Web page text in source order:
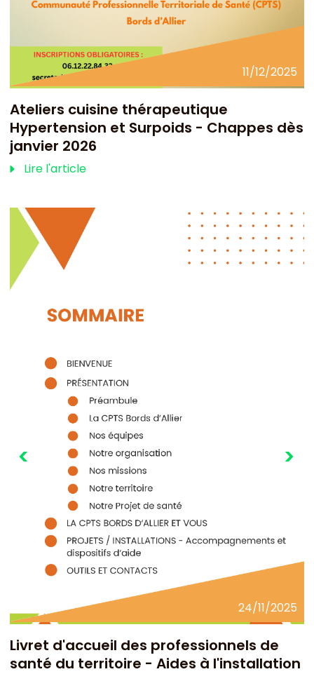
11/12/2025
Ateliers cuisine thérapeutique
Hypertension et Surpoids - Chappes dès
janvier 2026
Lire l'article
24/11/2025
Livret d'accueil des professionnels de
santé du territoire - Aides à l'installation